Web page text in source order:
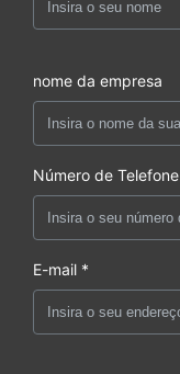
nome da empresa
Número de Telefone
E-mail *